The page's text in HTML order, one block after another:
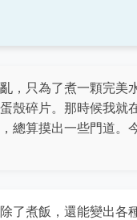
，只為了煮一顆完美
殼碎片。那時候我就
總算摸出一些門道。
了煮飯，還能變出各